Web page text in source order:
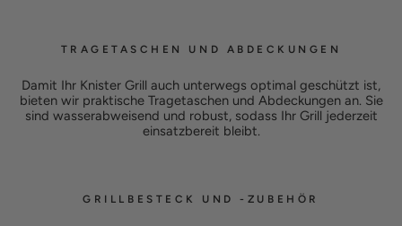
TRAGETASCHEN UND ABDECKUNGEN
Damit Ihr Knister Grill auch unterwegs optimal geschützt ist,
bieten wir praktische Tragetaschen und Abdeckungen an. Sie
sind wasserabweisend und robust, sodass Ihr Grill jederzeit
einsatzbereit bleibt.
GRILLBESTECK UND -ZUBEHÖR